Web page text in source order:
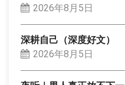
2026年8月5日
深耕自己（深度好文）
2026年8月5日